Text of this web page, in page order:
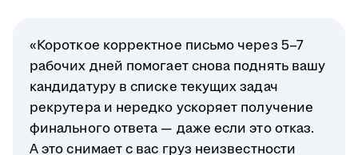
«Короткое корректное письмо через 5–7
рабочих дней помогает снова поднять вашу
кандидатуру в списке текущих задач
рекрутера и нередко ускоряет получение
финального ответа — даже если это отказ.
А это снимает с вас груз неизвестности